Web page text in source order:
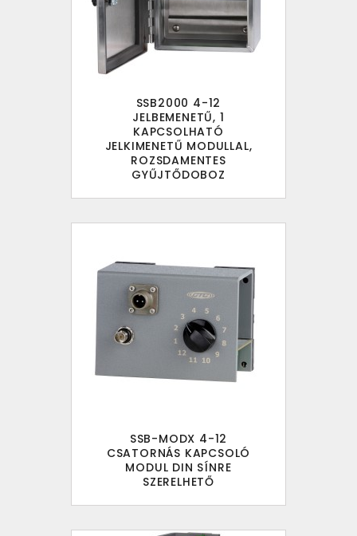
SSB2000 4-12
JELBEMENETŰ, 1
KAPCSOLHATÓ
JELKIMENETŰ MODULLAL,
ROZSDAMENTES
GYŰJTŐDOBOZ
SSB-MODX 4-12
CSATORNÁS KAPCSOLÓ
MODUL DIN SÍNRE
SZERELHETŐ